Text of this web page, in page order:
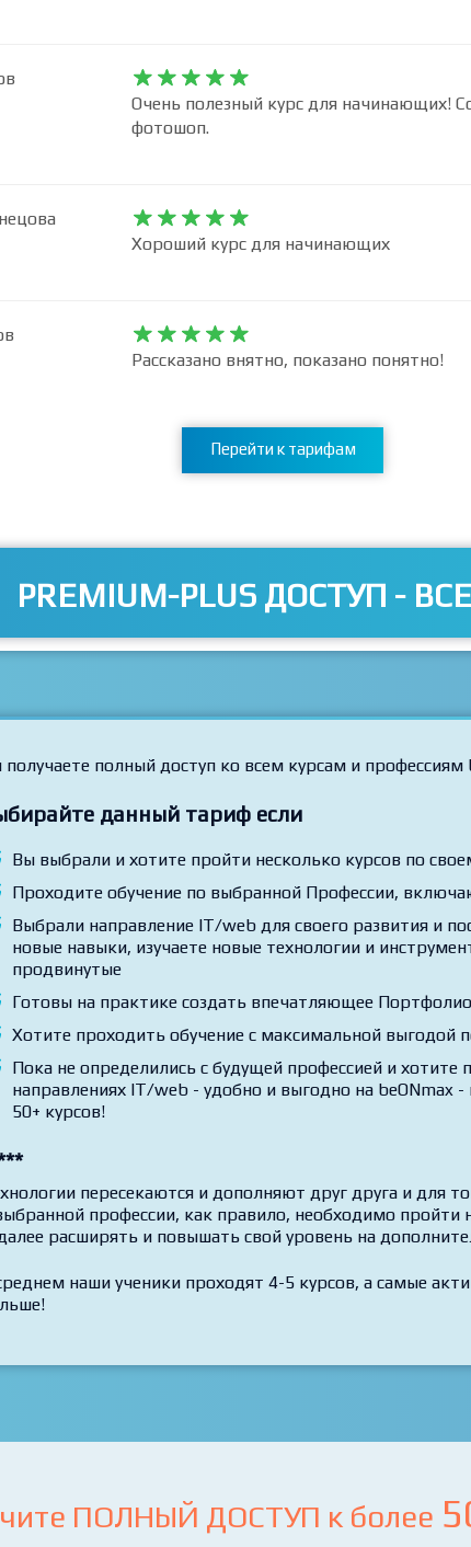
    
    
Очень полезный курс для начинающих!
фотошоп.
    
    
Хороший курс для начинающих
    
    
Рассказано внятно, показано понятно!
Перейти к тарифам
PREMIUM-PLUS ДОСТУП -
получаете полный доступ ко всем курсам и профессиям
данный тариф если
Вы выбрали и хотите пройти несколько курсов по
Проходите обучение по выбранной Профессии,
Выбрали направление IT/web для своего развития и
новые навыки, изучаете новые технологии и
продвинутые
Готовы на практике создать впечатляющее
Хотите проходить обучение с максимальной выгодой
Пока не определились с будущей профессией и хотите
направлениях IT/web - удобно и выгодно на beONmax
50+ курсов!
пересекаются и дополняют друг друга и для
профессии, как правило, необходимо пройти
расширять и повышать свой уровень на
наши ученики проходят 4-5 курсов, а самые
ПОЛНЫЙ ДОСТУП к более